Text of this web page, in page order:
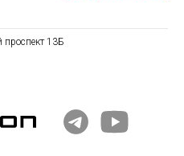
проспект 13Б